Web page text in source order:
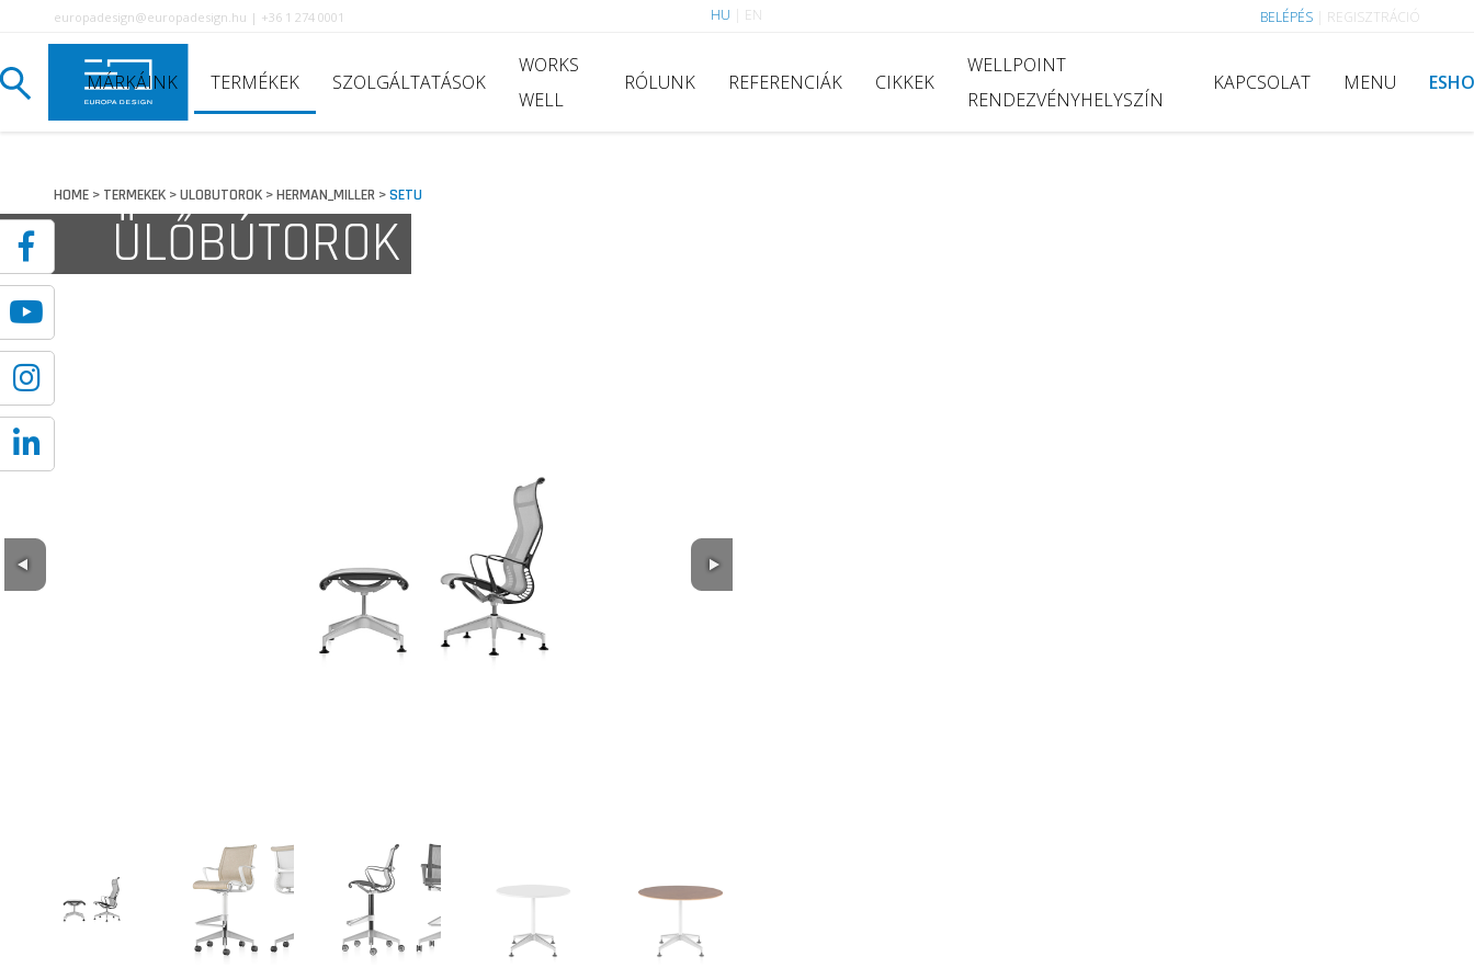
europadesign@europadesign.hu | +36 1 274 0001 HU EN BELÉPÉS REGISZTRÁCIÓ
MÁRKÁINK TERMÉKEK SZOLGÁLTATÁSOK
WORKS
WELL
RÓLUNK REFERENCIÁK CIKKEK
WELLPOINT
RENDEZVÉNYHELYSZÍN
KAPCSOLAT MENU
HOME> TERMEKEK>ULOBUTOROK>HERMAN_MILLER>SETU
ÜLŐBÚTOROK